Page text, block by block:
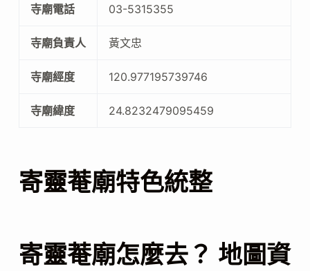
寺廟電話 03-5315355
寺廟負責人 黃文忠
寺廟經度 120.977195739746
寺廟緯度 24.8232479095459
寄靈菴廟特色統整
寄靈菴廟怎麼去？ 地圖資